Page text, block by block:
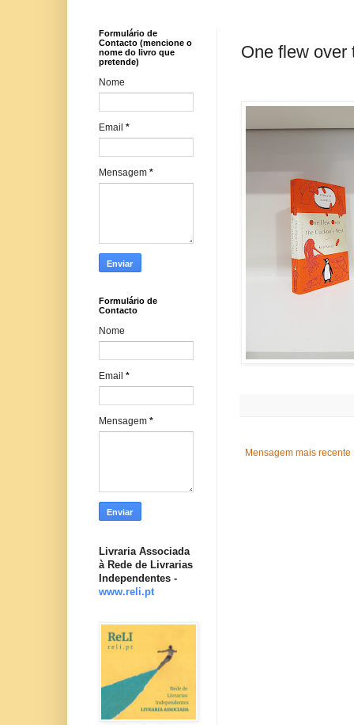
One flew over
Mensagem mais recente
Formulário de
Contacto (mencione o
nome do livro que
pretende)
Nome
Email *
Mensagem *
Formulário de
Contacto
Nome
Email *
Mensagem *
Livraria Associada
à Rede de Livrarias
Independentes -
www.reli.pt